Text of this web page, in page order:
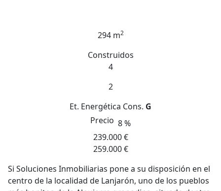
294 m2
Construidos
4
2
Et. Energética Cons. G
Precio 8 %
239.000 €
259.000 €
Si Soluciones Inmobiliarias pone a su disposición en el
centro de la localidad de Lanjarón, uno de los pueblos